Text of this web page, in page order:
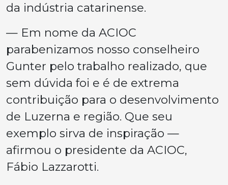
da indústria catarinense.
— Em nome da ACIOC
parabenizamos nosso conselheiro
Gunter pelo trabalho realizado, que
sem dúvida foi e é de extrema
contribuição para o desenvolvimento
de Luzerna e região. Que seu
exemplo sirva de inspiração —
afirmou o presidente da ACIOC,
Fábio Lazzarotti.